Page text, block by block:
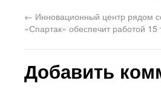
← Инновационный центр рядом
«Спартак» обеспечит работой 15
Добавить